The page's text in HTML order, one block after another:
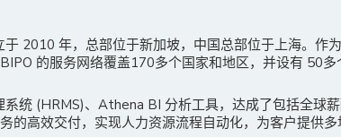
于 2010 年，总部位于新加坡，中国总部位于上海。作
的服务网络覆盖170多个国家和地区，并设有 50多
统 (HRMS)、Athena BI 分析工具，达成了包括全球
的高效交付，实现人力资源流程自动化，为客户提供